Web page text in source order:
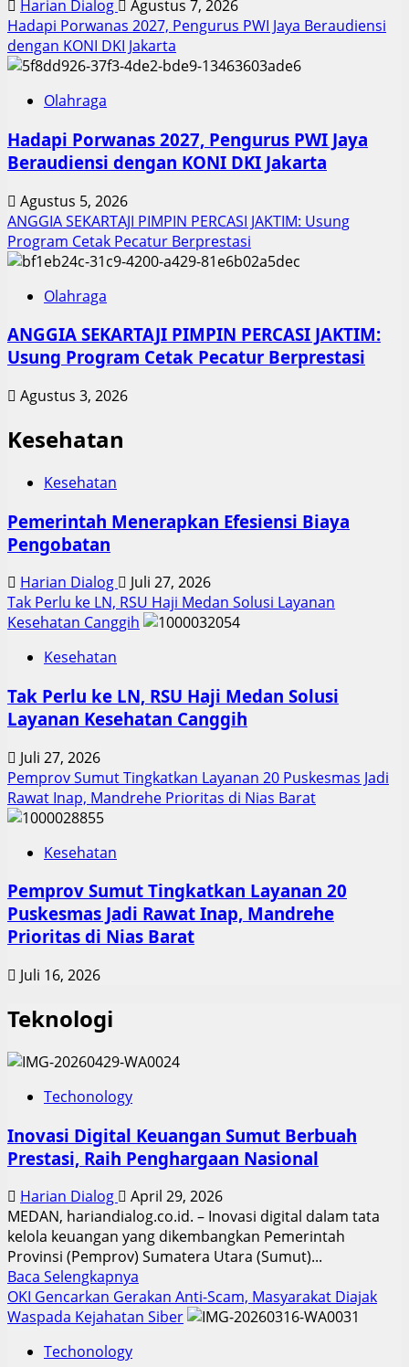
Harian Dialog
Agustus 7, 2026
Hadapi Porwanas 2027, Pengurus PWI Jaya Beraudiensi
dengan KONI DKI Jakarta
Olahraga
Hadapi Porwanas 2027, Pengurus PWI Jaya
Beraudiensi dengan KONI DKI Jakarta
Agustus 5, 2026
ANGGIA SEKARTAJI PIMPIN PERCASI JAKTIM: Usung
Program Cetak Pecatur Berprestasi
Olahraga
ANGGIA SEKARTAJI PIMPIN PERCASI JAKTIM:
Usung Program Cetak Pecatur Berprestasi
Agustus 3, 2026
Kesehatan
Kesehatan
Pemerintah Menerapkan Efesiensi Biaya
Pengobatan
Harian Dialog
Juli 27, 2026
Tak Perlu ke LN, RSU Haji Medan Solusi Layanan
Kesehatan Canggih
Kesehatan
Tak Perlu ke LN, RSU Haji Medan Solusi
Layanan Kesehatan Canggih
Juli 27, 2026
Pemprov Sumut Tingkatkan Layanan 20 Puskesmas Jadi
Rawat Inap, Mandrehe Prioritas di Nias Barat
Kesehatan
Pemprov Sumut Tingkatkan Layanan 20
Puskesmas Jadi Rawat Inap, Mandrehe
Prioritas di Nias Barat
Juli 16, 2026
Teknologi
Techonology
Inovasi Digital Keuangan Sumut Berbuah
Prestasi, Raih Penghargaan Nasional
Harian Dialog
April 29, 2026
MEDAN, hariandialog.co.id. – Inovasi digital dalam tata
kelola keuangan yang dikembangkan Pemerintah
Provinsi (Pemprov) Sumatera Utara (Sumut)...
Baca Selengkapnya
more
about
OKI Gencarkan Gerakan Anti-Scam, Masyarakat Diajak
Waspada Kejahatan Siber
Techonology